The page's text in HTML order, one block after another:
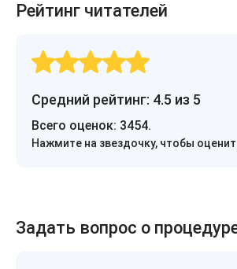
Рейтинг читателей
Средний рейтинг: 4.5 из 5
Всего оценок: 3454.
Нажмите на звездочку, чтобы
Задать вопрос о